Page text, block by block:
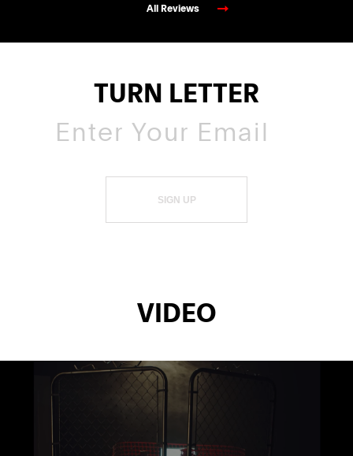
All Reviews
TURN LETTER
SIGN UP
VIDEO